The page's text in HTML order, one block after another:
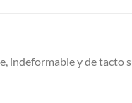
indeformable y de tacto